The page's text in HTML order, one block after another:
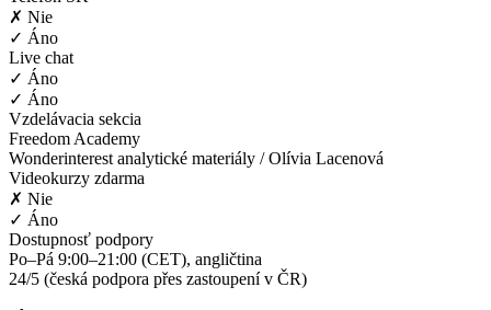
✗ Nie
✓ Áno
Live chat
✓ Áno
✓ Áno
Vzdelávacia sekcia
Freedom Academy
Wonderinterest analytické materiály / Olívia Lacenová
Videokurzy zdarma
✗ Nie
✓ Áno
Dostupnosť podpory
Po–Pá 9:00–21:00 (CET), angličtina
24/5 (česká podpora přes zastoupení v ČR)